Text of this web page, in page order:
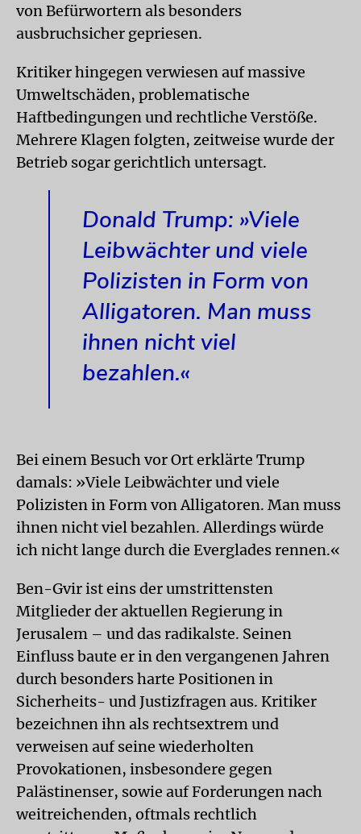
von Befürwortern als besonders
ausbruchsicher gepriesen.
Kritiker hingegen verwiesen auf massive
Umweltschäden, problematische
Haftbedingungen und rechtliche Verstöße.
Mehrere Klagen folgten, zeitweise wurde der
Betrieb sogar gerichtlich untersagt.
Donald Trump: »Viele
Leibwächter und viele
Polizisten in Form von
Alligatoren. Man muss
ihnen nicht viel
bezahlen.«
Bei einem Besuch vor Ort erklärte Trump
damals: »Viele Leibwächter und viele
Polizisten in Form von Alligatoren. Man muss
ihnen nicht viel bezahlen. Allerdings würde
ich nicht lange durch die Everglades rennen.«
Ben-Gvir ist eins der umstrittensten
Mitglieder der aktuellen Regierung in
Jerusalem – und das radikalste. Seinen
Einfluss baute er in den vergangenen Jahren
durch besonders harte Positionen in
Sicherheits- und Justizfragen aus. Kritiker
bezeichnen ihn als rechtsextrem und
verweisen auf seine wiederholten
Provokationen, insbesondere gegen
Palästinenser, sowie auf Forderungen nach
weitreichenden, oftmals rechtlich